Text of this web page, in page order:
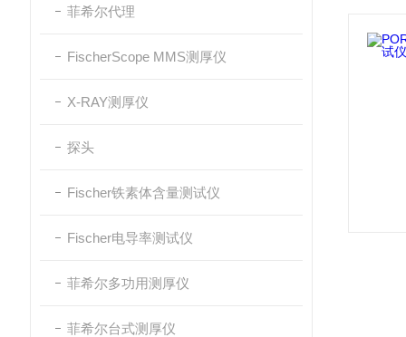
菲希尔代理
FischerScope MMS测厚仪
X-RAY测厚仪
探头
Fischer铁素体含量测试仪
Fischer电导率测试仪
菲希尔多功用测厚仪
菲希尔台式测厚仪